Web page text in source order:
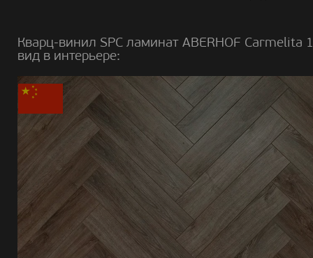
Кварц-винил SPC ламинат ABERHOF Carmelita
вид в интерьере: